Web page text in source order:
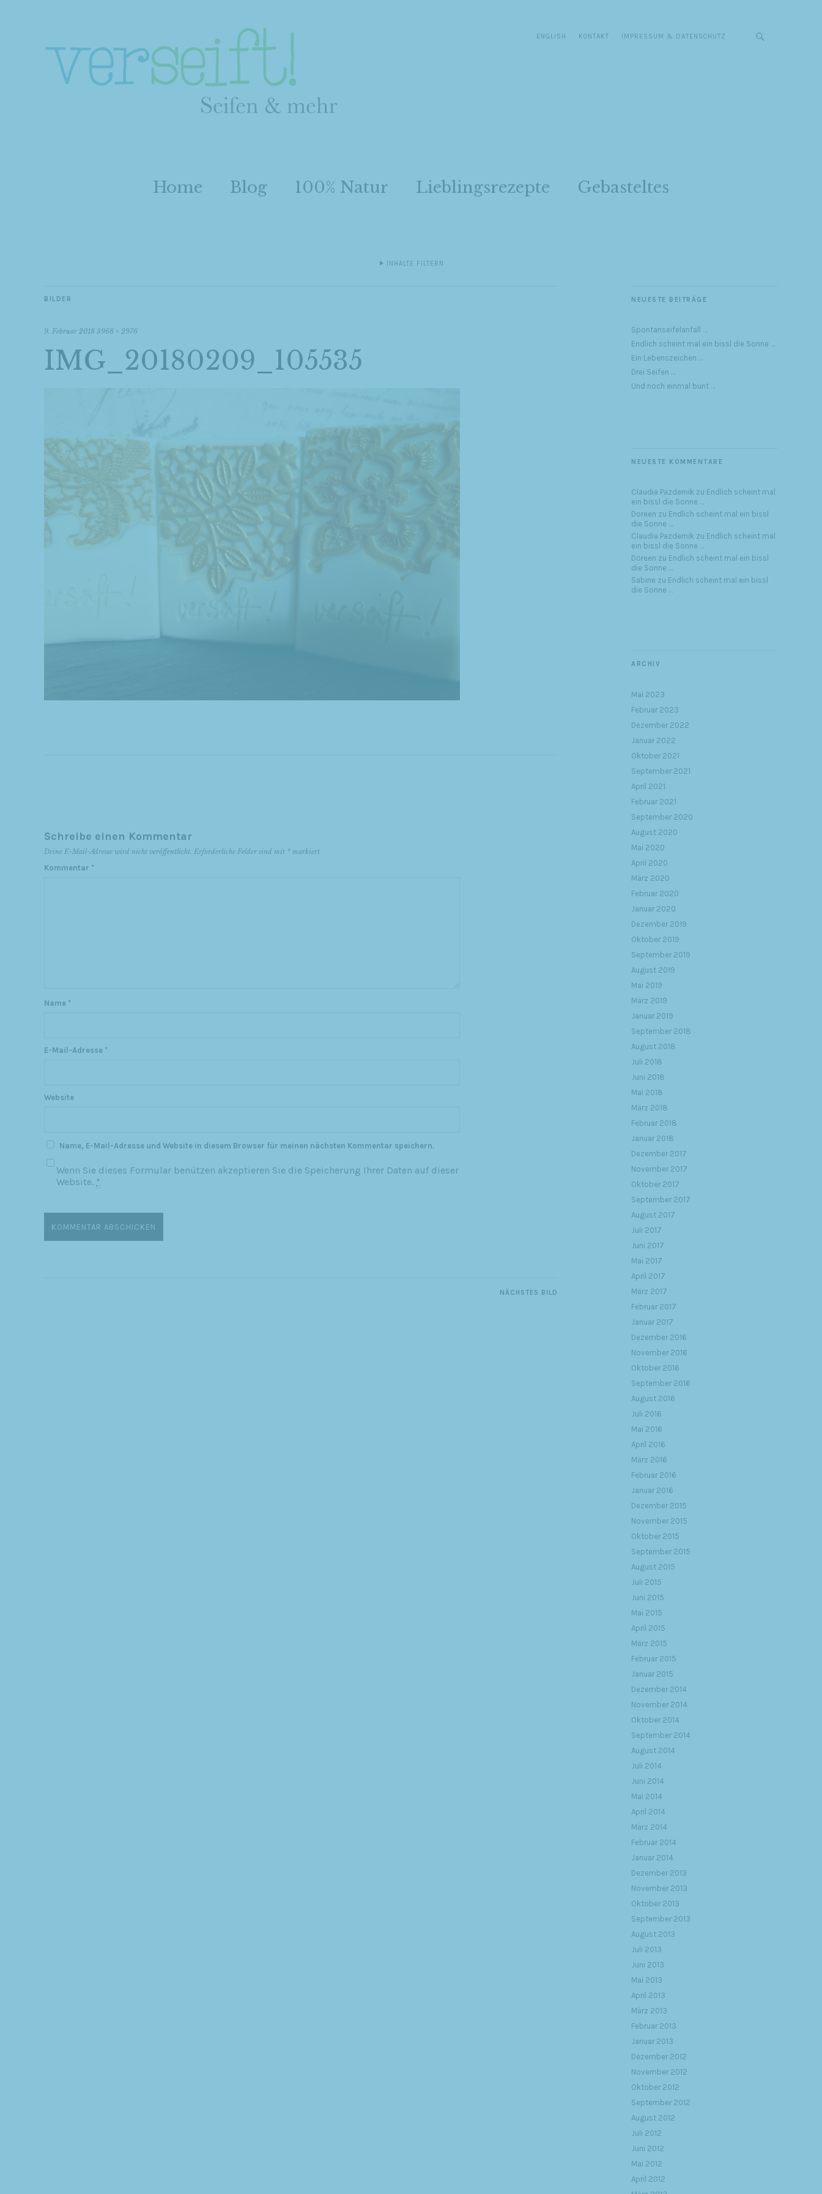
ENGLISH KONTAKT IMPRESSUM & DATENSCHUTZ
Home Blog 100% Natur Lieblingsrezepte Gebasteltes
INHALTE FILTERN
BILDER
9. Februar 2018 3968 × 2976
IMG_20180209_105535
Schreibe einen Kommentar
Deine E-Mail-Adresse wird nicht veröffentlicht. Erforderliche Felder sind mit * markiert
Kommentar *
Name *
E-Mail-Adresse *
Website
Name, E-Mail-Adresse und Website in diesem Browser für meinen nächsten Kommentar speichern.
Wenn Sie dieses Formular benützen akzeptieren Sie die Speicherung Ihrer Daten auf dieser
Website. *
NÄCHSTES BILD
NEUESTE BEITRÄGE
Spontanseifelanfall …
Endlich scheint mal ein bissl die Sonne …
Ein Lebenszeichen …
Drei Seifen …
Und noch einmal bunt …
NEUESTE KOMMENTARE
Claudia Pazdernik zu Endlich scheint mal
ein bissl die Sonne …
Doreen zu Endlich scheint mal ein bissl
die Sonne …
Claudia Pazdernik zu Endlich scheint mal
ein bissl die Sonne …
Doreen zu Endlich scheint mal ein bissl
die Sonne …
Sabine zu Endlich scheint mal ein bissl
die Sonne …
ARCHIV
Mai 2023
Februar 2023
Dezember 2022
Januar 2022
Oktober 2021
September 2021
April 2021
Februar 2021
September 2020
August 2020
Mai 2020
April 2020
März 2020
Februar 2020
Januar 2020
Dezember 2019
Oktober 2019
September 2019
August 2019
Mai 2019
März 2019
Januar 2019
September 2018
August 2018
Juli 2018
Juni 2018
Mai 2018
März 2018
Februar 2018
Januar 2018
Dezember 2017
November 2017
Oktober 2017
September 2017
August 2017
Juli 2017
Juni 2017
Mai 2017
April 2017
März 2017
Februar 2017
Januar 2017
Dezember 2016
November 2016
Oktober 2016
September 2016
August 2016
Juli 2016
Mai 2016
April 2016
März 2016
Februar 2016
Januar 2016
Dezember 2015
November 2015
Oktober 2015
September 2015
August 2015
Juli 2015
Juni 2015
Mai 2015
April 2015
März 2015
Februar 2015
Januar 2015
Dezember 2014
November 2014
Oktober 2014
September 2014
August 2014
Juli 2014
Juni 2014
Mai 2014
April 2014
März 2014
Februar 2014
Januar 2014
Dezember 2013
November 2013
Oktober 2013
September 2013
August 2013
Juli 2013
Juni 2013
Mai 2013
April 2013
März 2013
Februar 2013
Januar 2013
Dezember 2012
November 2012
Oktober 2012
September 2012
August 2012
Juli 2012
Juni 2012
Mai 2012
April 2012